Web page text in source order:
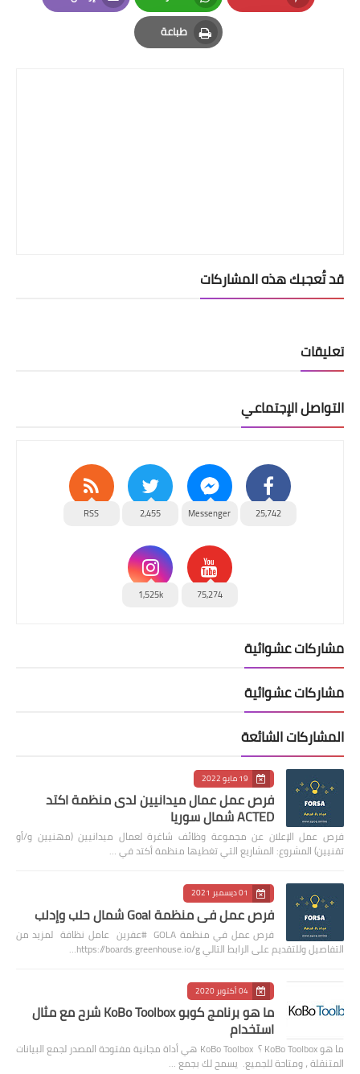
Pinterest
Whatsapp
Email
طباعة
Print
قد تُعجبك هذه المشاركات
تعليقات
التواصل الإجتماعي
25,742
Messenger
2,455
RSS
75,274
1,525k
مشاركات عشوائية
مشاركات عشوائية
المشاركات الشائعة
19 مايو 2022
فرص عمل عمال ميدانيين لدى منظمة اكتد
ACTED شمال سوريا
فرص عمل الإعلان عن مجموعة وظائف شاغرة لعمال ميدانيين (مهنيين و/أو
تقنيين) المشروع: المشاريع التي تغطيها منظمة أكتد في …
01 ديسمبر 2021
فرص عمل في منظمة Goal شمال حلب وإدلب
فرص عمل في منظمة GOLA #عفرين عامل نظافة لمزيد من
التفاصيل وللتقديم على الرابط التالي https://boards.greenhouse.io/g…
04 أكتوبر 2020
ما هو برنامج كوبو KoBo Toolbox شرح مع مثال
استخدام
ما هو KoBo Toolbox ؟ KoBo Toolbox هي أداة مجانية مفتوحة المصدر لجمع البيانات
المتنقلة ، ومتاحة للجميع. يسمح لك بجمع …